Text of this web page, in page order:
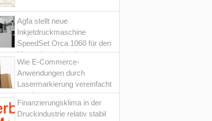
Agfa stellt neue
Inkjetdruckmaschine
SpeedSet Orca 1060 für den
Verpackungsdruck vor
Wie E-Commerce-
Anwendungen durch
Lasermarkierung vereinfacht
werden
Finanzierungsklima in der
Druckindustrie relativ stabil